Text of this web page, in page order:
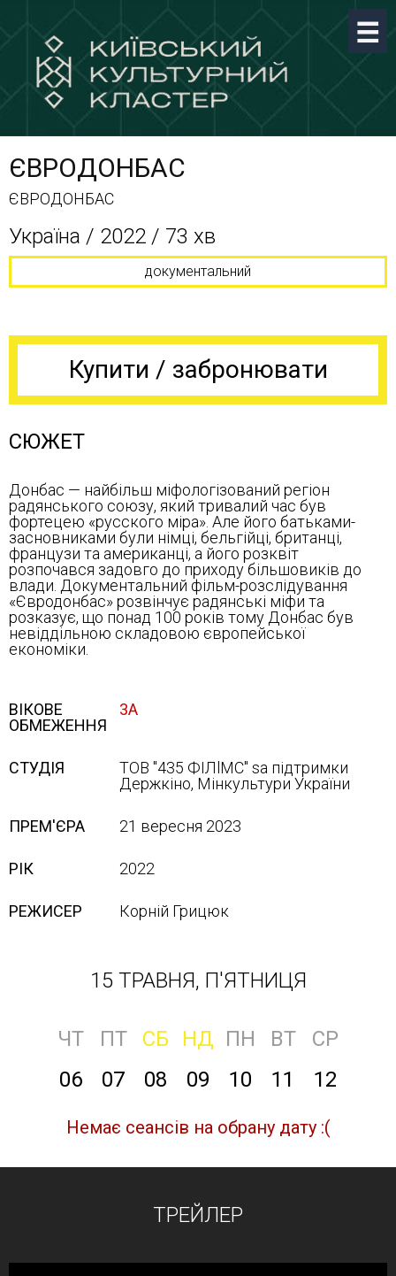
ЄВРОДОНБАС
ЄВРОДОНБАС
Україна / 2022 / 73 хв
документальний
Купити / забронювати
СЮЖЕТ
Донбас — найбільш міфологізований регіон
радянського союзу, який тривалий час був
фортецею «русского міра». Але його батьками-
засновниками були німці, бельгійці, британці,
французи та американці, а його розквіт
розпочався задовго до приходу більшовиків до
влади. Документальний фільм-розслідування
«Євродонбас» розвінчує радянські міфи та
розказує, що понад 100 років тому Донбас був
невіддільною складовою європейської
економіки.
ВІКОВЕ
ОБМЕЖЕННЯ
3А
СТУДІЯ
ТОВ "435 ФІЛlMC" sa підтримки
Держкіно, Мінкультури України
ПРЕМ'ЄРА 21 вересня 2023
РІК 2022
РЕЖИСЕР Корній Грицюк
15 ТРАВНЯ, П'ЯТНИЦЯ
ЧТ ПТ СБ НД ПН ВТ
СР
06
07 08 09 10 11 12
Немає сеансів на обрану дату :(
ТРЕЙЛЕР